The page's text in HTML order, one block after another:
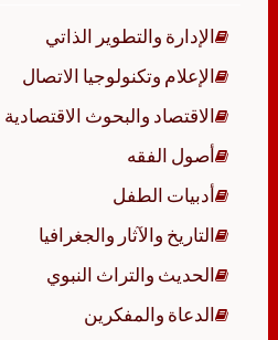
الإدارة والتطوير الذاتي
الإعلام وتكنولوجيا الاتصال
الاقتصاد والبحوث الاقتصادية
أصول الفقه
أدبيات الطفل
التاريخ والآثار والجغرافيا
الحديث والتراث النبوي
الدعاة والمفكرين